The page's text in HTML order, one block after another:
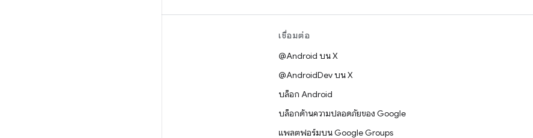
เชื่อมต่อ
@Android บน X
@AndroidDev บน X
บล็อก Android
บล็อกด้านความปลอดภัยของ Google
แพลตฟอร์มบน Google Groups